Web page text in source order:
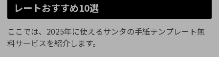
レートおすすめ10選
ここでは、2025年に使えるサンタの手紙テンプレート無
料サービスを紹介します。